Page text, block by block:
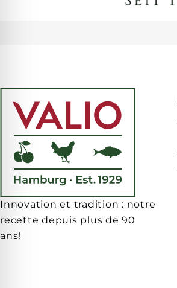
Innovation et tradition : notre
recette depuis plus de 90
ans!